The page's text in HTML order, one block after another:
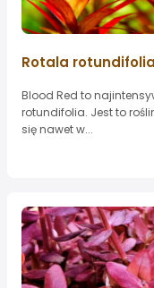
Rotala
Blood Red to
rotundifolia. Jest to
się nawet w...